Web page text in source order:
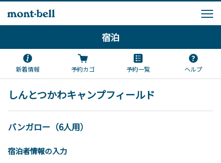
宿泊
新着情報 予約カゴ 予約一覧 ヘルプ
しんとつかわキャンプフィールド
バンガロー（6人用）
宿泊者情報の入力